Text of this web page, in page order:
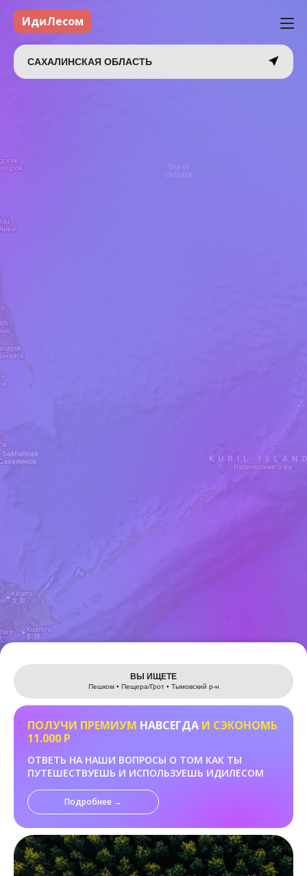
Leaflet
ИдиЛесом
САХАЛИНСКАЯ ОБЛАСТЬ
ВЫ ИЩЕТЕ
Пешком • Пещера/Грот • Тымовский р-н
ПОЛУЧИ ПРЕМИУМ НАВСЕГДА И СЭКОНОМЬ
11.000 Р
ОТВЕТЬ НА НАШИ ВОПРОСЫ О ТОМ КАК ТЫ
ПУТЕШЕСТВУЕШЬ И ИСПОЛЬЗУЕШЬ ИДИЛЕСОМ
Подробнее →